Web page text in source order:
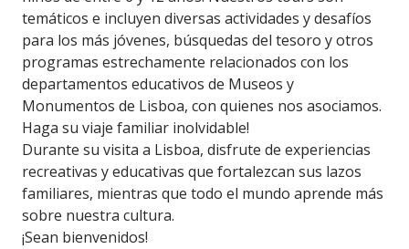
temáticos e incluyen diversas actividades y desafíos
para los más jóvenes, búsquedas del tesoro y otros
programas estrechamente relacionados con los
departamentos educativos de Museos y
Monumentos de Lisboa, con quienes nos asociamos.
Haga su viaje familiar inolvidable!
Durante su visita a Lisboa, disfrute de experiencias
recreativas y educativas que fortalezcan sus lazos
familiares, mientras que todo el mundo aprende más
sobre nuestra cultura.
¡Sean bienvenidos!